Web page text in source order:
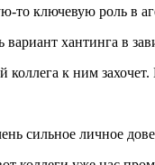
то ключевую роль
хантинга в
коллега к ним
сильное личное